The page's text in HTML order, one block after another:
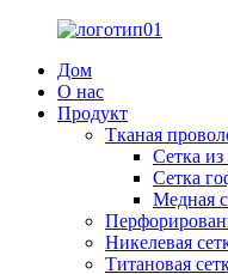
Дом
О нас
Продукт
Тканая
Сетка
Сетка
Медная
Никелевая
Титановая